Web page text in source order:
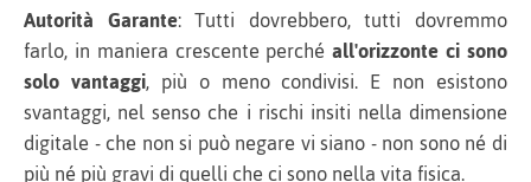
Autorità Garante: Tutti dovrebbero, tutti dovremmo
farlo, in maniera crescente perchéall'orizzonte ci sono
solo vantaggi, più o meno condivisi. E non esistono
svantaggi, nel senso che i rischi insiti nella dimensione
digitale - che non si può negare vi siano - non sono né di
più né più gravi di quelli che ci sono nella vita fisica.